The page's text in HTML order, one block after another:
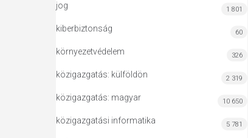
jog 1 801
kiberbiztonság 60
környezetvédelem 326
közigazgatás: külföldön 2 319
közigazgatás: magyar 10 650
közigazgatási informatika 5 781